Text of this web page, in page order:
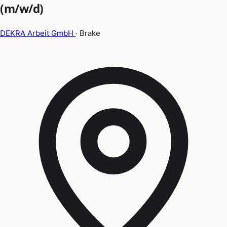
(m/w/d)
DEKRA Arbeit GmbH · Brake